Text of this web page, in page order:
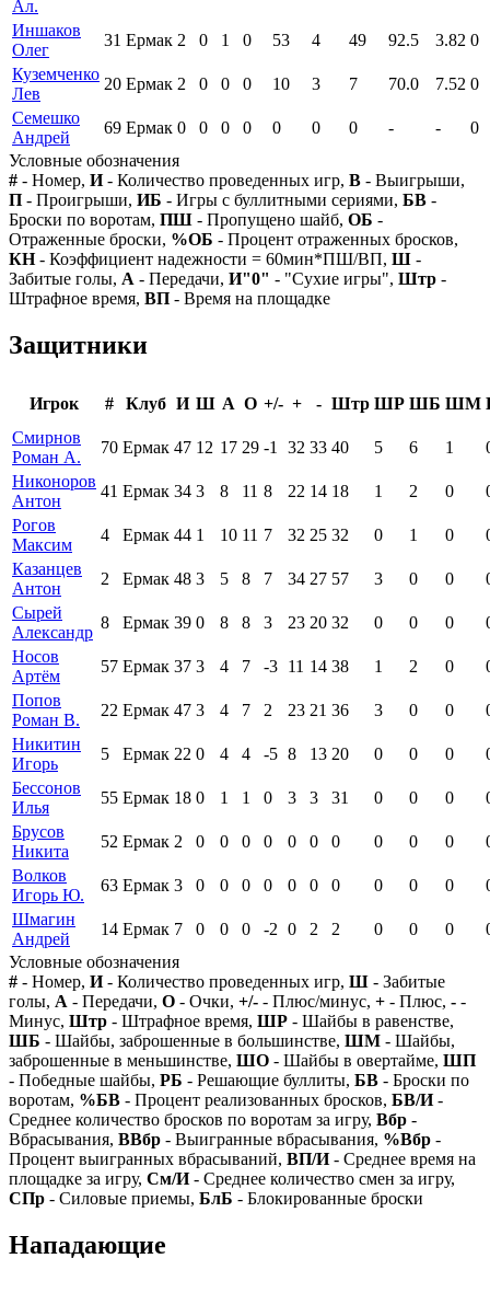
Ал.
Иншаков
Олег
31 Ермак 2 0 1 0 53 4 49 92.5 3.82 0
Куземченко
Лев
20 Ермак 2 0 0 0 10 3 7 70.0 7.52 0
Семешко
Андрей
69 Ермак 0 0 0 0 0 0 0 - -
0
Условные обозначения
# - Номер, И- Количество проведенных игр, В - Выигрыши,
П - Проигрыши, ИБ - Игры с буллитными сериями, БВ -
Броски по воротам, ПШ - Пропущено шайб, ОБ -
Отраженные броски, %ОБ - Процент отраженных бросков,
КН- Коэффициент надежности = 60мин*ПШ/ВП, Ш -
Забитые голы, А - Передачи, И"0" - "Сухие игры", Штр -
Штрафное время, ВП - Время на площадке
Защитники
Игрок # Клуб И Ш А О +/- + - Штр ШР ШБ ШМ
Смирнов
Роман А.
70 Ермак 47 12 17 29 -1 32 33 40 5 6 1
Никоноров
Антон
41 Ермак 34 3 8 11 8 22 14 18 1 2 0
Рогов
Максим
4 Ермак 44 1 10 11 7 32 25 32 0 1 0
Казанцев
Антон
2 Ермак 48 3 5 8 7 34 27 57 3 0 0
Сырей
Александр
8 Ермак 39 0 8 8 3 23 20 32 0 0 0
Носов
Артём
57 Ермак 37 3 4 7 -3 11 14 38 1 2 0
Попов
Роман В.
22 Ермак 47 3 4 7 2 23 21 36 3 0 0
Никитин
Игорь
5 Ермак 22 0 4 4 -5 8 13 20 0 0 0
Бессонов
Илья
55 Ермак 18 0 1 1 0 3 3 31 0 0 0
Брусов
Никита
52 Ермак 2 0 0 0 0 0 0 0 0 0 0
Волков
Игорь Ю.
63 Ермак 3 0 0 0 0 0 0 0 0 0 0
Шмагин
Андрей
14 Ермак 7 0 0 0 -2 0 2 2 0 0 0
Условные обозначения
# - Номер, И- Количество проведенных игр, Ш - Забитые
голы, А - Передачи, О - Очки, +/- - Плюс/минус, + - Плюс, - -
Минус, Штр - Штрафное время, ШР - Шайбы в равенстве,
ШБ - Шайбы, заброшенные в большинстве, ШМ - Шайбы,
заброшенные в меньшинстве, ШО - Шайбы в овертайме, ШП
- Победные шайбы, РБ - Решающие буллиты, БВ - Броски по
воротам, %БВ - Процент реализованных бросков, БВ/И-
Среднее количество бросков по воротам за игру, Вбр -
Вбрасывания, ВВбр - Выигранные вбрасывания, %Вбр -
Процент выигранных вбрасываний, ВП/И- Среднее время на
площадке за игру, См/И- Среднее количество смен за игру,
СПр - Силовые приемы, БлБ - Блокированные броски
Нападающие